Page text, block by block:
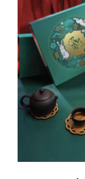
DETAILS